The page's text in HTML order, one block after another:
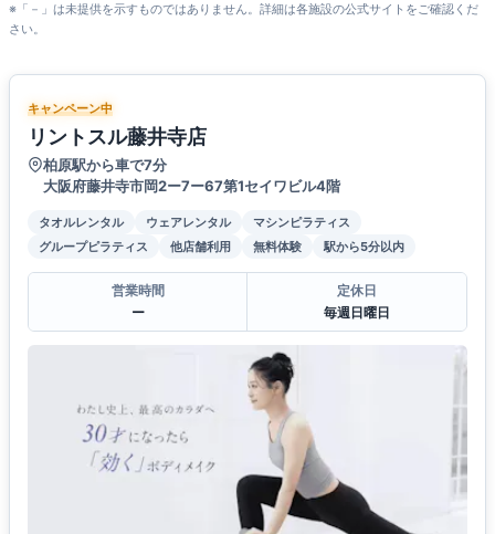
※「－」は未提供を示すものではありません。詳細は各施設の公式サイトをご確認くだ
さい。
キャンペーン中
リントスル藤井寺店
柏原駅から車で7分
大阪府藤井寺市岡2ー7ー67第1セイワビル4階
タオルレンタル ウェアレンタル
マシンピラティス
グループピラティス
他店舗利用 無料体験 駅から5分以内
営業時間
ー
定休日
毎週日曜日